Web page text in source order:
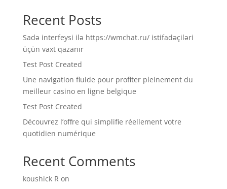
Recent Posts
Sadə interfeysi ilə https://wmchat.ru/ istifadəçiləri
üçün vaxt qazanır
Test Post Created
Une navigation fluide pour profiter pleinement du
meilleur casino en ligne belgique
Test Post Created
Découvrez l’offre qui simplifie réellement votre
quotidien numérique
Recent Comments
koushick R on